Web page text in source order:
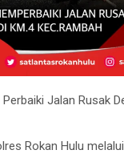
Jalan Rusak
Rokan Hulu